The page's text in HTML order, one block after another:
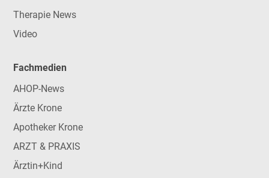
Therapie News
Video
Fachmedien
AHOP-News
Ärzte Krone
Apotheker Krone
ARZT & PRAXIS
Ärztin+Kind